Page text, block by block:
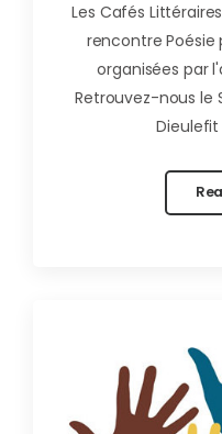
Les Cafés
rencontre
organisées par
Retrouvez-nous le
Dieulefit